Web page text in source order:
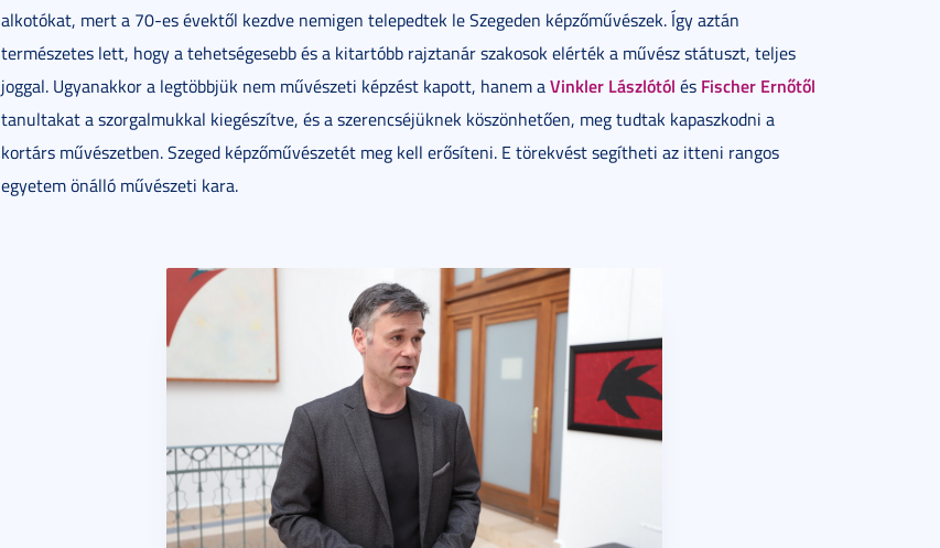
alkotókat, mert a 70-es évektől kezdve nemigen telepedtek le Szegeden képzőművészek. Így aztán
természetes lett, hogy a tehetségesebb és a kitartóbb rajztanár szakosok elérték a művész státuszt, teljes
joggal. Ugyanakkor a legtöbbjük nem művészeti képzést kapott, hanem aVinkler Lászlótól és Fischer Ernőtől
tanultakat a szorgalmukkal kiegészítve, és a szerencséjüknek köszönhetően, meg tudtak kapaszkodni a
kortárs művészetben. Szeged képzőművészetét meg kell erősíteni. E törekvést segítheti az itteni rangos
egyetem önálló művészeti kara.